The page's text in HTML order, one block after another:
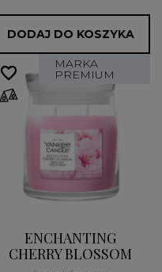
DODAJ DO KOSZYKA
MARKA
PREMIUM
ENCHANTING
CHERRY BLOSSOM
favorite_border
favorite_border